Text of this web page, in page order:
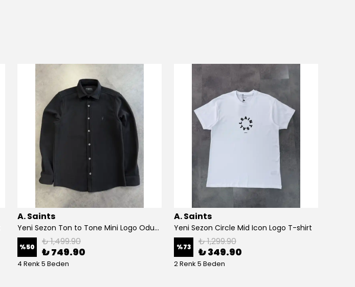
A. Saints
Yeni Sezon Ton to Tone Mini Logo Oduncu Gömlek
%50 ₺ 1,499.90
₺ 749.90
4 Renk 5 Beden
A. Saints
Yeni Sezon Circle Mid Icon Logo T-shirt
%73 ₺ 1,299.90
₺ 349.90
2 Renk 5 Beden